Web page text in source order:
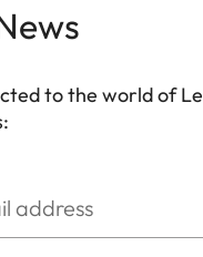
to the world of